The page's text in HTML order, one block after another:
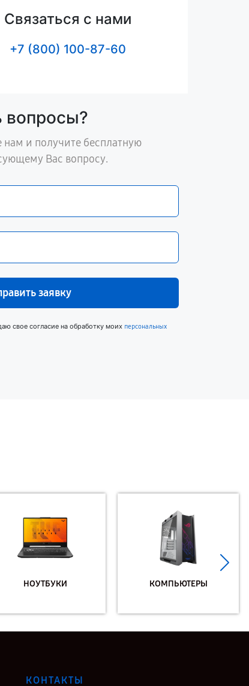
Связаться с нами
+7 (800) 100-87-60
вопросы?
и получите бесплатную
Вас вопросу.
заявку
свое согласие на обработку моих персональных
НОУТБУКИ КОМПЬЮТЕРЫ
КОНТАКТЫ